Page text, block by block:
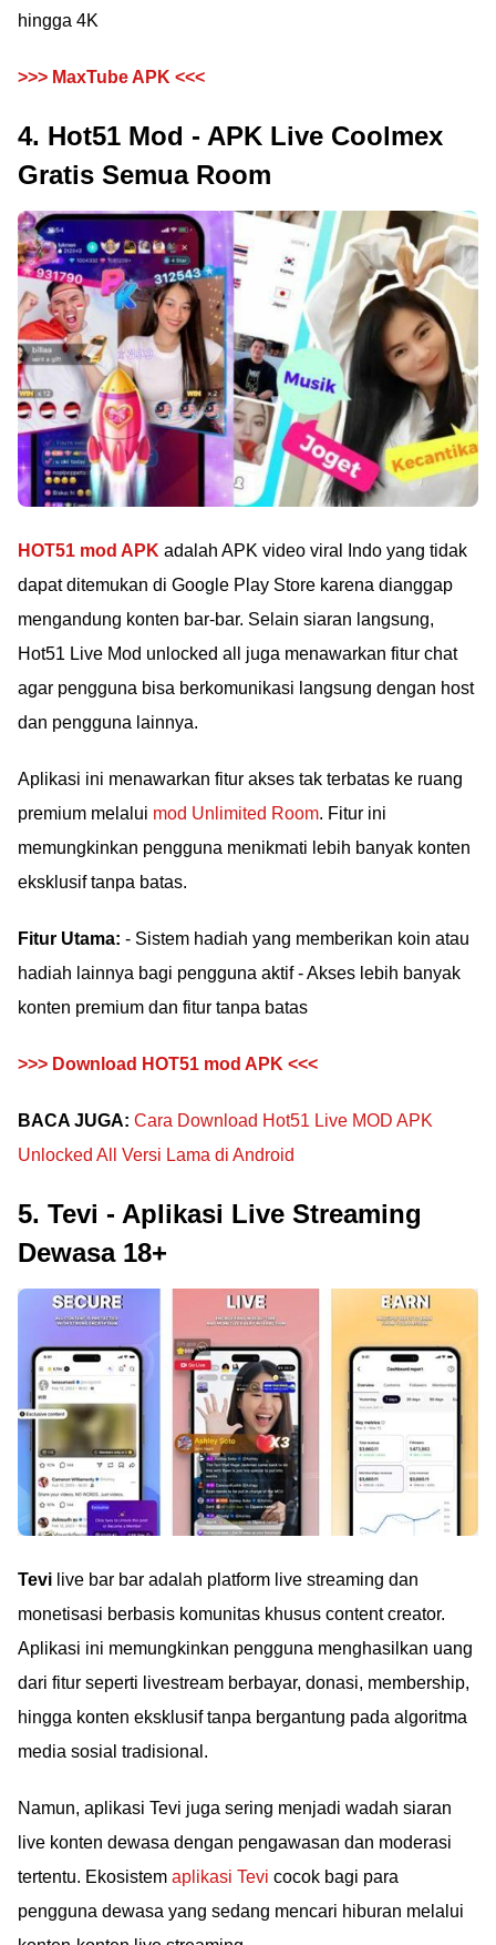
hingga 4K
>>> MaxTube APK <<<
4. Hot51 Mod - APK Live Coolmex
Gratis Semua Room
HOT51 mod APK adalah APK video viral Indo yang tidak
dapat ditemukan di Google Play Store karena dianggap
mengandung konten bar-bar. Selain siaran langsung,
Hot51 Live Mod unlocked all juga menawarkan fitur chat
agar pengguna bisa berkomunikasi langsung dengan host
dan pengguna lainnya.
Aplikasi ini menawarkan fitur akses tak terbatas ke ruang
premium melalui mod Unlimited Room. Fitur ini
memungkinkan pengguna menikmati lebih banyak konten
eksklusif tanpa batas.
Fitur Utama: - Sistem hadiah yang memberikan koin atau
hadiah lainnya bagi pengguna aktif - Akses lebih banyak
konten premium dan fitur tanpa batas
>>> Download HOT51 mod APK <<<
BACA JUGA: Cara Download Hot51 Live MOD APK
Unlocked All Versi Lama di Android
5. Tevi - Aplikasi Live Streaming
Dewasa 18+
Tevi live bar bar adalah platform live streaming dan
monetisasi berbasis komunitas khusus content creator.
Aplikasi ini memungkinkan pengguna menghasilkan uang
dari fitur seperti livestream berbayar, donasi, membership,
hingga konten eksklusif tanpa bergantung pada algoritma
media sosial tradisional.
Namun, aplikasi Tevi juga sering menjadi wadah siaran
live konten dewasa dengan pengawasan dan moderasi
tertentu. Ekosistem aplikasi Tevi cocok bagi para
pengguna dewasa yang sedang mencari hiburan melalui